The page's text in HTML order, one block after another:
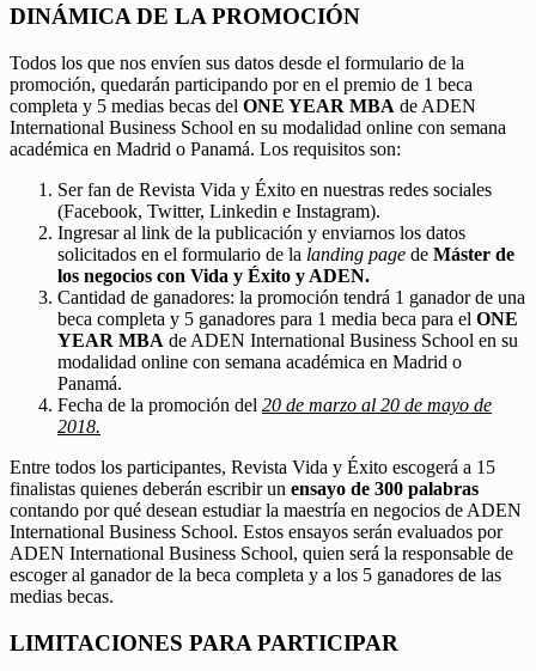
DINÁMICA DE LA PROMOCIÓN
Todos los que nos envíen sus datos desde el formulario de la
promoción, quedarán participando por en el premio de 1 beca
completa y 5 medias becas del ONE YEAR MBA de ADEN
International Business School en su modalidad online con semana
académica en Madrid o Panamá. Los requisitos son:
Ser fan de Revista Vida y Éxito en nuestras redes sociales
(Facebook, Twitter, Linkedin e Instagram).
Ingresar al link de la publicación y enviarnos los datos
solicitados en el formulario de la landing page de Máster de
los negocios con Vida y Éxito y ADEN.
Cantidad de ganadores: la promoción tendrá 1 ganador de una
beca completa y 5 ganadores para 1 media beca para el ONE
YEAR MBA de ADEN International Business School en su
modalidad online con semana académica en Madrid o
Panamá.
Fecha de la promoción del 20 de marzo al 20 de mayo de
2018.
Entre todos los participantes, Revista Vida y Éxito escogerá a 15
finalistas quienes deberán escribir un ensayo de 300 palabras
contando por qué desean estudiar la maestría en negocios de ADEN
International Business School. Estos ensayos serán evaluados por
ADEN International Business School, quien será la responsable de
escoger al ganador de la beca completa y a los 5 ganadores de las
medias becas.
LIMITACIONES PARA PARTICIPAR